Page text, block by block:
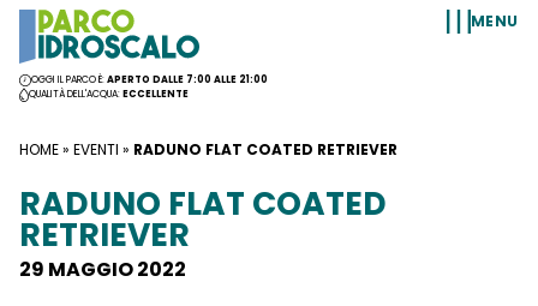
Vai al contenuto
OGGI IL PARCO È:APERTO DALLE 7:00 ALLE 21:00
QUALITÀ DELL'ACQUA:ECCELLENTE
MENU
HOME» EVENTI » RADUNO FLAT COATED RETRIEVER
RADUNO FLAT COATED
RETRIEVER
29 MAGGIO 2022